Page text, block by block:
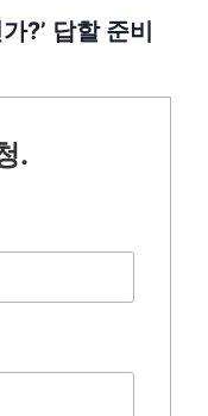
?’ 답할 준비
.